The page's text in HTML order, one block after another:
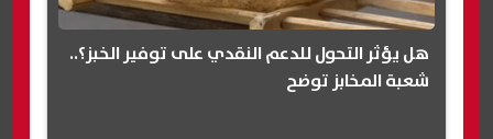
هل يؤثر التحول للدعم النقدي على توفير الخبز؟..
شعبة المخابز توضح